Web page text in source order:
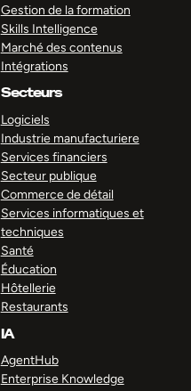
Gestion de la formation
Skills Intelligence
Marché des contenus
Intégrations
Secteurs
Logiciels
Industrie manufacturiere
Services financiers
Secteur publique
Commerce de détail
Services informatiques et
techniques
Santé
Éducation
Hôtellerie
Restaurants
IA
AgentHub
Enterprise Knowledge